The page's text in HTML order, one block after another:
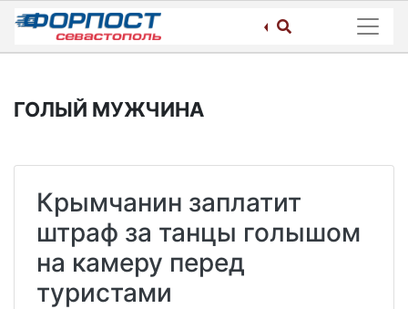
Skip
content
ГОЛЫЙ МУЖЧИНА
Крымчанин заплатит
штраф за танцы голышом
на камеру перед
туристами